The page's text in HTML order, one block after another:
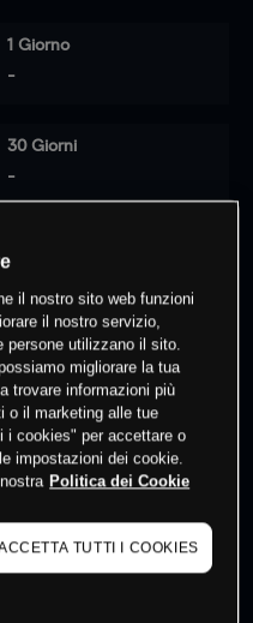
1 Giorno
-
30 Giorni
-
per vedere gli ultimi
latest market data
il nostro sito web funzioni
il nostro servizio,
persone utilizzano il sito.
migliorare la tua
trovare informazioni più
o il marketing alle tue
i cookies" per accettare o
impostazioni dei cookie.
Politica dei Cookie
TUTTI I COOKIES